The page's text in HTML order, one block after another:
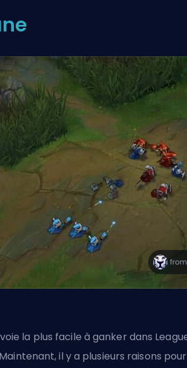
la plus facile à ganker dans
il y a plusieurs raisons pour